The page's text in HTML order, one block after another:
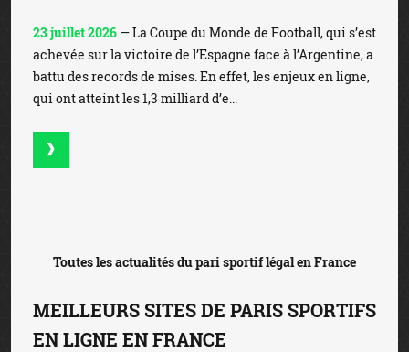
23 juillet 2026 — La Coupe du Monde de Football, qui s’est
achevée sur la victoire de l’Espagne face à l’Argentine, a
battu des records de mises. En effet, les enjeux en ligne,
qui ont atteint les 1,3 milliard d’e...
Toutes les actualités du pari sportif légal en France
MEILLEURS SITES DE PARIS SPORTIFS
EN LIGNE EN FRANCE